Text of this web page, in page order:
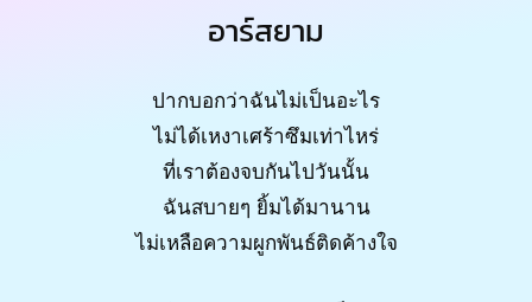
อาร์สยาม
ปากบอกว่าฉันไม่เป็นอะไร
ไม่ได้เหงาเศร้าซึมเท่าไหร่
ที่เราต้องจบกันไปวันนั้น
ฉันสบายๆ ยิ้มได้มานาน
ไม่เหลือความผูกพันธ์ติดค้างใจ